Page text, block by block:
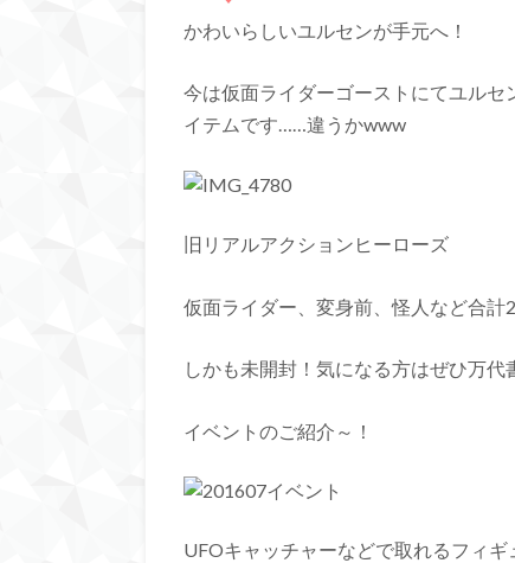
かわいらしいユルセンが手元へ！
今は仮面ライダーゴーストにてユル
イテムです……違うかwww
旧リアルアクションヒーローズ
仮面ライダー、変身前、怪人など合計
しかも未開封！気になる方はぜひ万代
イベントのご紹介～！
UFOキャッチャーなどで取れるフィギ